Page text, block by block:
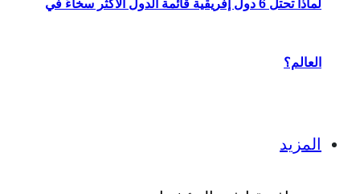
لماذا تحتل 6 دول إفريقية قائمة الدول الأكثر سخاءً في
العالم؟
المزيد